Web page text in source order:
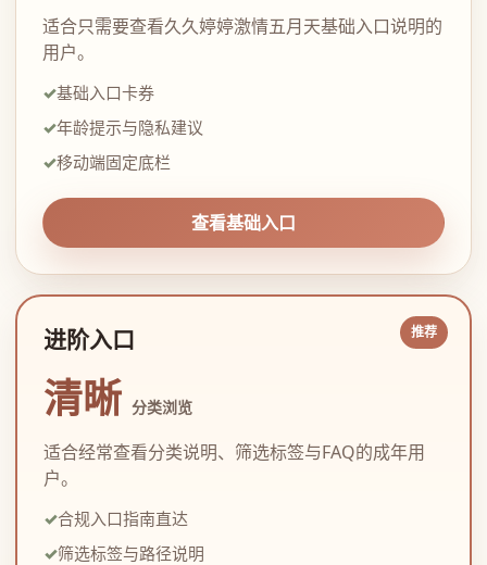
适合只需要查看久久婷婷激情五月天基础入口说明的
用户。
基础入口卡券
年龄提示与隐私建议
移动端固定底栏
查看基础入口
进阶入口
清晰 分类浏览
适合经常查看分类说明、筛选标签与FAQ的成年用
户。
合规入口指南直达
筛选标签与路径说明